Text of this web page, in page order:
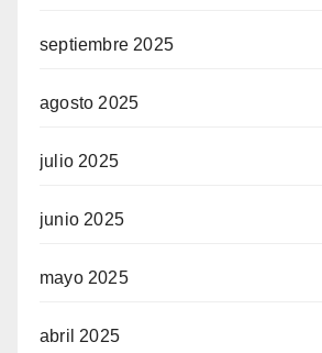
septiembre 2025
agosto 2025
julio 2025
junio 2025
mayo 2025
abril 2025